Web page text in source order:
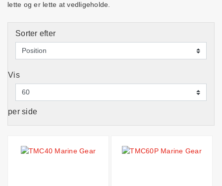
lette og er lette at vedligeholde.
Sorter efter
Vis
per side